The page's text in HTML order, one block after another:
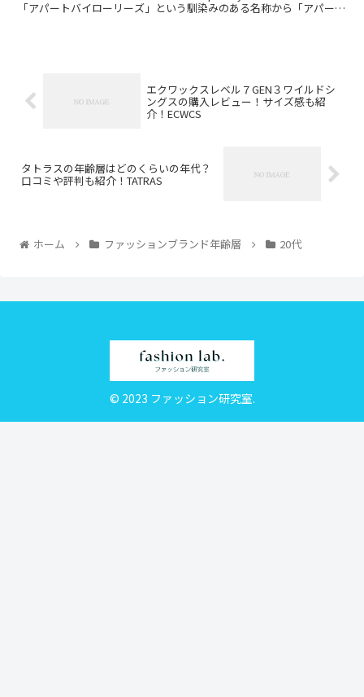
「アパートバイローリーズ」という馴染みのある名称から「アパート
エクワックスレベル７GEN３ワイルドシ
ングスの購入レビュー！サイズ感も紹
介！ECWCS
タトラスの年齢層はどのくらいの年代？
口コミや評判も紹介！TATRAS
ホーム ファッションブランド年齢層 20代
© 2023 ファッション研究室.